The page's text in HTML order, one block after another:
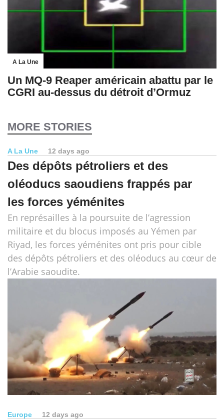
A La Une
Un MQ-9 Reaper américain abattu par le
CGRI au-dessus du détroit d’Ormuz
MORE STORIES
A La Une 12 days ago
Des dépôts pétroliers et des
oléoducs saoudiens frappés par
les forces yéménites
En représailles à la poursuite de l’agression
militaire et du blocus imposés au Yémen par
Riyad, les forces yéménites ont pris pour cible
des dépôts pétroliers et des oléoducs au cœur de
l’Arabie saoudite.
Europe 12 days ago